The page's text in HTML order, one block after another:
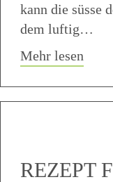
kann die süsse
dem luftig…
Mehr lesen
REZEPT